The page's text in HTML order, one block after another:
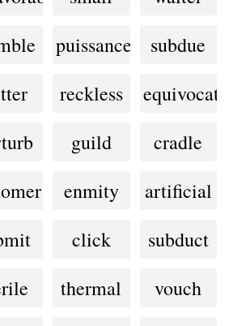
puissance
subdue
reckless
guild
cradle
enmity
artificial
click
subduct
thermal
vouch